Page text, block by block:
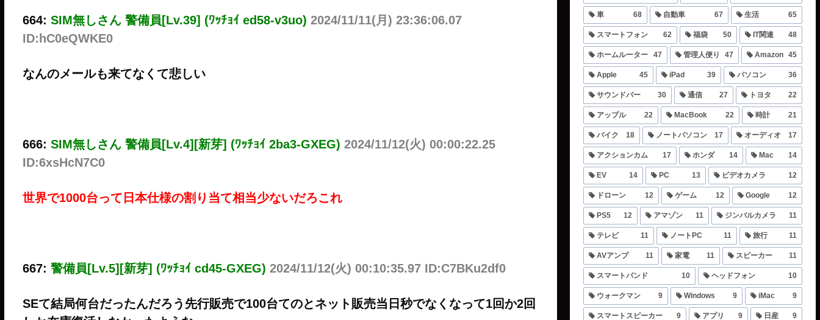
664: SIM無しさん 警備員[Lv.39] (ﾜｯﾁｮｲ ed58-v3uo) 2024/11/11(月) 23:36:06.07
ID:hC0eQWKE0
なんのメールも来てなくて悲しい
666: SIM無しさん 警備員[Lv.4][新芽] (ﾜｯﾁｮｲ 2ba3-GXEG) 2024/11/12(火) 00:00:22.25
ID:6xsHcN7C0
世界で1000台って日本仕様の割り当て相当少ないだろこれ
667: 警備員[Lv.5][新芽] (ﾜｯﾁｮｲ cd45-GXEG) 2024/11/12(火) 00:10:35.97 ID:C7BKu2df0
SEて結局何台だったんだろう先行販売で100台てのとネット販売当日秒でなくなって1回か2回
車 68 自動車 67 生活 65
スマートフォン 62 福袋 50 IT関連 48
ホームルーター 47 管理人便り 47 Amazon 45
Apple 45 iPad 39 パソコン 36
サウンドバー 30 通信 27 トヨタ 22
アップル 22 MacBook 22 時計 21
バイク 18 ノートパソコン 17 オーディオ 17
アクションカム 17 ホンダ 14 Mac 14
EV 14 PC 13 ビデオカメラ 12
ドローン 12 ゲーム 12 Google 12
PS5 12 アマゾン 11 ジンバルカメラ 11
テレビ 11 ノートPC 11 旅行 11
AVアンプ 11 家電 11 スピーカー 11
スマートバンド 10 ヘッドフォン 10
ウォークマン 9 Windows 9 iMac 9
スマートスピーカー 9 アプリ 9 日産 9